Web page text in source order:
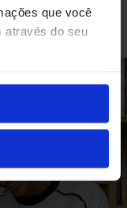
que você
através do seu